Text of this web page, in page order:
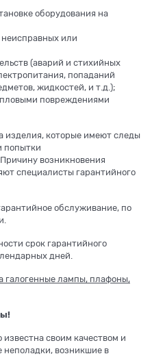
оборудования на
или
(аварий и стихийных
попаданий
жидкостей, и т.д.);
повреждениями
изделия, которые имеют следы
попытки
возникновения
специалисты гарантийного
обслуживание, по
срок гарантийного
дней.
галогенные лампы, плафоны,
своим качеством и
неполадки, возникшие в